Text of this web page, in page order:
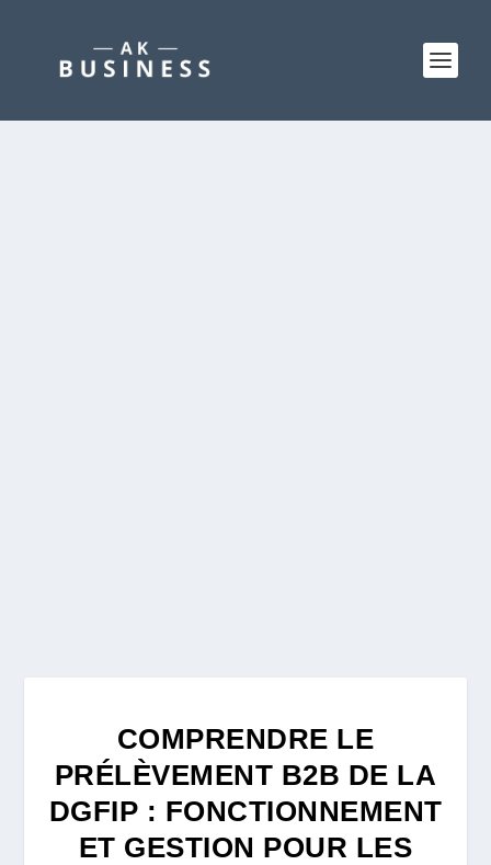
COMPRENDRE LE
PRÉLÈVEMENT B2B DE LA
DGFIP : FONCTIONNEMENT
ET GESTION POUR LES